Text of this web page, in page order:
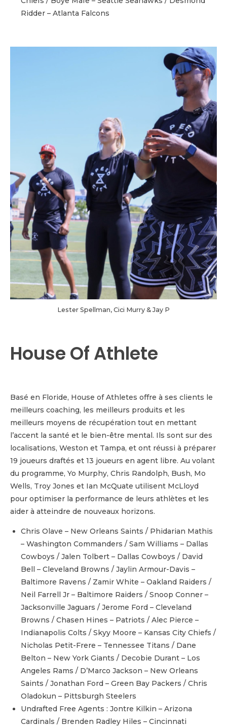
Ridder – Atlanta Falcons
Lester Spellman, Cici Murry & Jay P
House Of Athlete
Basé en Floride, House of Athletes offre à ses clients le
meilleurs coaching, les meilleurs produits et les
meilleurs moyens de récupération tout en mettant
l’accent la santé et le bien-être mental. Ils sont sur des
localisations, Weston et Tampa, et ont réussi à préparer
19 joueurs draftés et 13 joueurs en agent libre. Au volant
du programme, Yo Murphy, Chris Randolph, Bush, Mo
Wells, Troy Jones et Ian McQuate utilisent McLloyd
pour optimiser la performance de leurs athlètes et les
aider à atteindre de nouveaux horizons.
Chris Olave – New Orleans Saints / Phidarian Mathis
– Washington Commanders / Sam Williams – Dallas
Cowboys / Jalen Tolbert – Dallas Cowboys / David
Bell – Cleveland Browns / Jaylin Armour-Davis –
Baltimore Ravens / Zamir White – Oakland Raiders /
Neil Farrell Jr – Baltimore Raiders / Snoop Conner –
Jacksonville Jaguars / Jerome Ford – Cleveland
Browns / Chasen Hines – Patriots / Alec Pierce –
Indianapolis Colts / Skyy Moore – Kansas City Chiefs /
Nicholas Petit-Frere – Tennessee Titans / Dane
Belton – New York Giants / Decobie Durant – Los
Angeles Rams / D’Marco Jackson – New Orleans
Saints / Jonathan Ford – Green Bay Packers / Chris
Oladokun – Pittsburgh Steelers
Undrafted Free Agents : Jontre Kilkin – Arizona
Cardinals / Brenden Radley Hiles – Cincinnati